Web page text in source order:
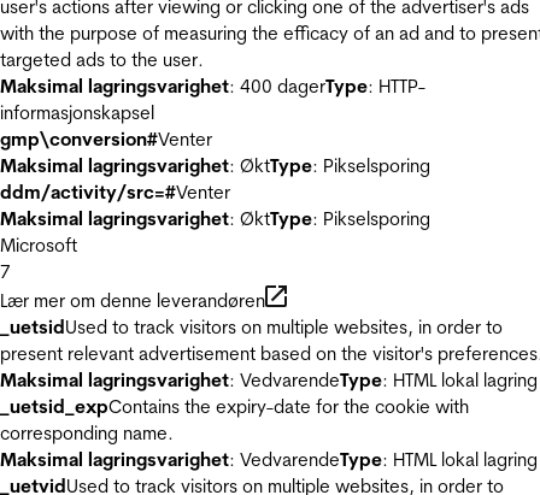
user's actions after viewing or clicking one of the advertiser's ads
with the purpose of measuring the efficacy of an ad and to
targeted ads to the user.
Maksimal lagringsvarighet: 400 dagerType: HTTP-
informasjonskapsel
gmp\conversion#Venter
Maksimal lagringsvarighet: ØktType: Pikselsporing
ddm/activity/src=#Venter
Maksimal lagringsvarighet: ØktType: Pikselsporing
Microsoft
7
Lær mer om denne leverandøren
_uetsidUsed to track visitors on multiple websites, in order to
present relevant advertisement based on the visitor's
Maksimal lagringsvarighet: VedvarendeType: HTML lokal lagring
_uetsid_expContains the expiry-date for the cookie with
corresponding name.
Maksimal lagringsvarighet: VedvarendeType: HTML lokal lagring
_uetvidUsed to track visitors on multiple websites, in order to